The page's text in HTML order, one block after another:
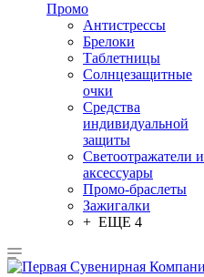
Промо
Антистрессы
Брелоки
Таблетницы
Солнцезащитные
очки
Средства
индивидуальной
защиты
Светоотражатели и
аксессуары
Промо-браслеты
Зажигалки
+ ЕЩЕ 4